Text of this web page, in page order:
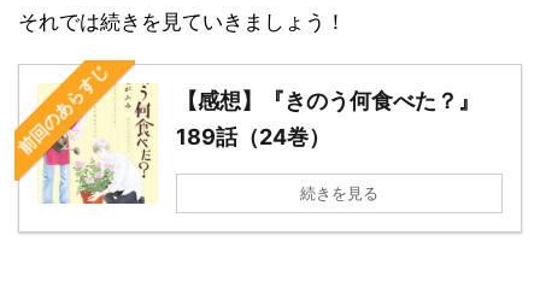
それでは続きを見ていきましょう！
前回のあらすじ
【感想】『きのう何食べた？』
189話（24巻）
続きを見る